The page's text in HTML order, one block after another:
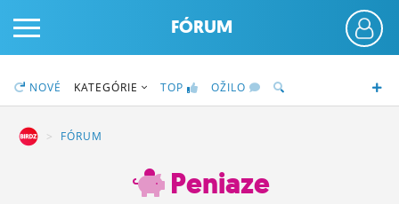
PRIHLÁS SA
FÓRUM
NOVÉ KATEGÓRIE TOP OŽILO
FÓRUM
Peniaze